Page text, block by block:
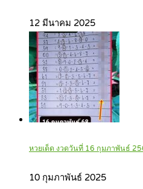
12 มีนาคม 2025
หวยเด็ด งวดวันที่ 16 กุมภาพันธ์
10 กุมภาพันธ์ 2025